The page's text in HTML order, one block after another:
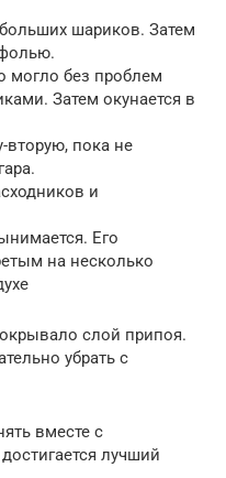
шариков. Затем
могло без проблем
Затем окунается в
вторую, пока не
и
Его
на несколько
слой припоя.
убрать с
вместе с
лучший